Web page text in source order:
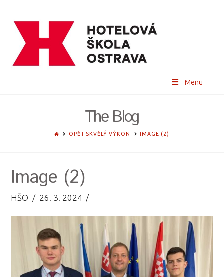
Menu
The Blog
HOMEOPĚT SKVĚLÝ VÝKON IMAGE (2)
Image (2)
HŠO 26. 3. 2024